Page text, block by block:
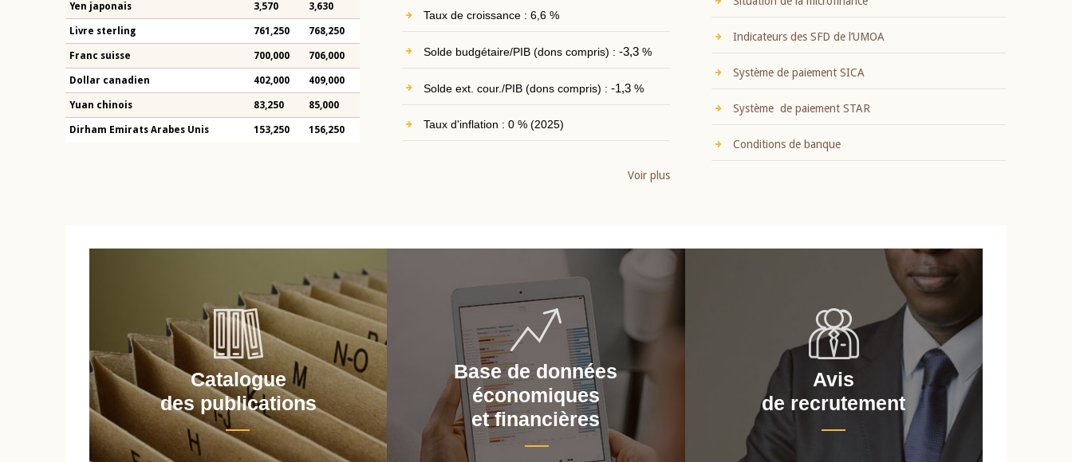
Yen japonais 3,570 3,630
Livre sterling 761,250 768,250
Franc suisse 700,000 706,000
Dollar canadien 402,000 409,000
Yuan chinois 83,250 85,000
Dirham Emirats Arabes Unis 153,250 156,250
Taux de croissance : 6,6 %
Solde budgétaire/PIB (dons compris) : -3,3%
Solde ext. cour./PIB (dons compris) : -1,3%
Taux d'inflation : 0 % (2025)
Voir plus
Indicateurs des SFD de l’UMOA
Système de paiement SICA
Système de paiement STAR
Conditions de banque
Catalogue
des publications
Base de données
économiques
et financières
Avis
de recrutement